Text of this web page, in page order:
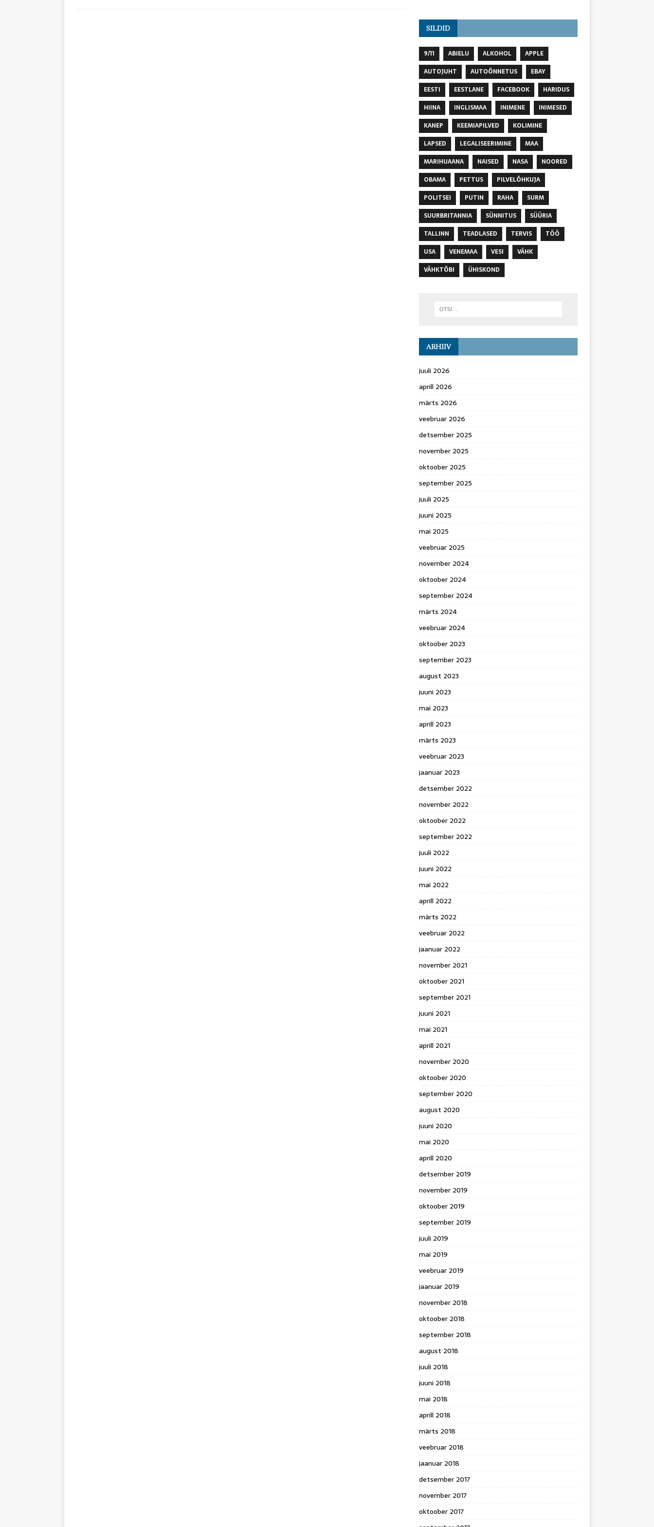
SILDID
9/11 ABIELU ALKOHOL
APPLE
AUTOJUHT
AUTOÕNNETUS
EBAY
EESTI
EESTLANE FACEBOOK
HARIDUS
HIINA
INGLISMAA INIMENE
INIMESED
KANEP
KEEMIAPILVED
KOLIMINE
LAPSED
LEGALISEERIMINE
MAA
MARIHUAANA
NAISED NASA
NOORED
OBAMA
PETTUS
PILVELÕHKUJA
POLITSEI
PUTIN RAHA
SURM
SUURBRITANNIA
SÜNNITUS
SÜÜRIA
TALLINN
TEADLASED TERVIS
TÖÖ
USA
VENEMAA VESI
VÄHK
VÄHKTÕBI
ÜHISKOND
ARHIIV
juuli 2026
aprill 2026
märts 2026
veebruar 2026
detsember 2025
november 2025
oktoober 2025
september 2025
juuli 2025
juuni 2025
mai 2025
veebruar 2025
november 2024
oktoober 2024
september 2024
märts 2024
veebruar 2024
oktoober 2023
september 2023
august 2023
juuni 2023
mai 2023
aprill 2023
märts 2023
veebruar 2023
jaanuar 2023
detsember 2022
november 2022
oktoober 2022
september 2022
juuli 2022
juuni 2022
mai 2022
aprill 2022
märts 2022
veebruar 2022
jaanuar 2022
november 2021
oktoober 2021
september 2021
juuni 2021
mai 2021
aprill 2021
november 2020
oktoober 2020
september 2020
august 2020
juuni 2020
mai 2020
aprill 2020
detsember 2019
november 2019
oktoober 2019
september 2019
juuli 2019
mai 2019
veebruar 2019
jaanuar 2019
november 2018
oktoober 2018
september 2018
august 2018
juuli 2018
juuni 2018
mai 2018
aprill 2018
märts 2018
veebruar 2018
jaanuar 2018
detsember 2017
november 2017
oktoober 2017